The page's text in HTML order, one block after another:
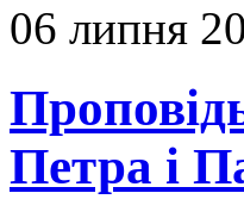
06 липня
Петра і